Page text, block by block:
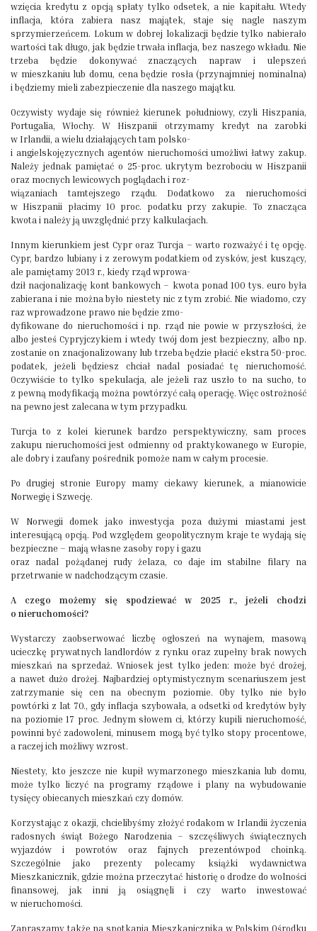
wzięcia kredytu z opcją spłaty tylko odsetek, a nie kapitału. Wtedy
inflacja, która zabiera nasz majątek, staje się nagle naszym
sprzymierzeńcem. Lokum w dobrej lokalizacji będzie tylko nabierało
wartości tak długo, jak będzie trwała inflacja, bez naszego wkładu. Nie
trzeba będzie dokonywać znaczących napraw i ulepszeń
w mieszkaniu lub domu, cena będzie rosła (przynajmniej nominalna)
i będziemy mieli zabezpieczenie dla naszego majątku.
Oczywisty wydaje się również kierunek południowy, czyli Hiszpania,
Portugalia, Włochy. W Hiszpanii otrzymamy kredyt na zarobki
w Irlandii, a wielu działających tam polsko-
i angielskojęzycznych agentów nieruchomości umożliwi łatwy zakup.
Należy jednak pamiętać o 25-proc. ukrytym bezrobociu w Hiszpanii
oraz mocnych lewicowych poglądach i roz-
wiązaniach tamtejszego rządu. Dodatkowo za nieruchomości
w Hiszpanii płacimy 10 proc. podatku przy zakupie. To znacząca
kwota i należy ją uwzględnić przy kalkulacjach.
Innym kierunkiem jest Cypr oraz Turcja – warto rozważyć i tę opcję.
Cypr, bardzo lubiany i z zerowym podatkiem od zysków, jest kuszący,
ale pamiętamy 2013 r., kiedy rząd wprowa-
dził nacjonalizację kont bankowych – kwota ponad 100 tys. euro była
zabierana i nie można było niestety nic z tym zrobić. Nie wiadomo, czy
raz wprowadzone prawo nie będzie zmo-
dyfikowane do nieruchomości i np. rząd nie powie w przyszłości, że
albo jesteś Cypryjczykiem i wtedy twój dom jest bezpieczny, albo np.
zostanie on znacjonalizowany lub trzeba będzie płacić ekstra 50-proc.
podatek, jeżeli będziesz chciał nadal posiadać tę nieruchomość.
Oczywiście to tylko spekulacja, ale jeżeli raz uszło to na sucho, to
z pewną modyfikacją można powtórzyć całą operację. Więc ostrożność
na pewno jest zalecana w tym przypadku.
Turcja to z kolei kierunek bardzo perspektywiczny, sam proces
zakupu nieruchomości jest odmienny od praktykowanego w Europie,
ale dobry i zaufany pośrednik pomoże nam w całym procesie.
Po drugiej stronie Europy mamy ciekawy kierunek, a mianowicie
Norwegię i Szwecję.
W Norwegii domek jako inwestycja poza dużymi miastami jest
interesującą opcją. Pod względem geopolitycznym kraje te wydają się
bezpieczne – mają własne zasoby ropy i gazu
oraz nadal pożądanej rudy żelaza, co daje im stabilne filary na
przetrwanie w nadchodzącym czasie.
A czego możemy się spodziewać w 2025 r., jeżeli chodzi
o nieruchomości?
Wystarczy zaobserwować liczbę ogłoszeń na wynajem, masową
ucieczkę prywatnych landlordów z rynku oraz zupełny brak nowych
mieszkań na sprzedaż. Wniosek jest tylko jeden: może być drożej,
a nawet dużo drożej. Najbardziej optymistycznym scenariuszem jest
zatrzymanie się cen na obecnym poziomie. Oby tylko nie było
powtórki z lat 70., gdy inflacja szybowała, a odsetki od kredytów były
na poziomie 17 proc. Jednym słowem ci, którzy kupili nieruchomość,
powinni być zadowoleni, minusem mogą być tylko stopy procentowe,
a raczej ich możliwy wzrost.
Niestety, kto jeszcze nie kupił wymarzonego mieszkania lub domu,
może tylko liczyć na programy rządowe i plany na wybudowanie
tysięcy obiecanych mieszkań czy domów.
Korzystając z okazji, chcielibyśmy złożyć rodakom w Irlandii życzenia
radosnych świąt Bożego Narodzenia – szczęśliwych świątecznych
wyjazdów i powrotów oraz fajnych prezentówpod choinką.
Szczególnie jako prezenty polecamy książki wydawnictwa
Mieszkanicznik, gdzie można przeczytać historię o drodze do wolności
finansowej, jak inni ją osiągnęli i czy warto inwestować
w nieruchomości.
Zapraszamy także na spotkania Mieszkanicznika w Polskim Ośrodku